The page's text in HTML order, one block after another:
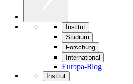
Institut
Studium
Forschung
International
Europa-Blog
Institut